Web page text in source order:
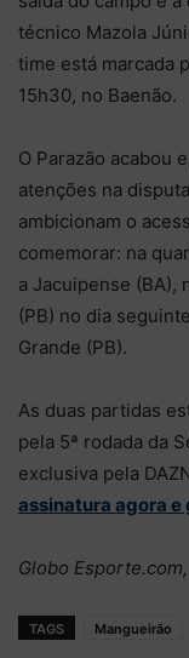
técnico Mazola
time está marcada
15h30, no Baenão.
O Parazão acabou
atenções na
ambicionam o
comemorar: na
a Jacuipense (BA),
(PB) no dia
Grande (PB).
As duas partidas
pela 5ª rodada da
exclusiva pela
assinatura agora
Globo
TAGS Mangueirão